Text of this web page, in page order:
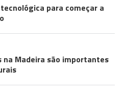
para começar a
Madeira são importantes